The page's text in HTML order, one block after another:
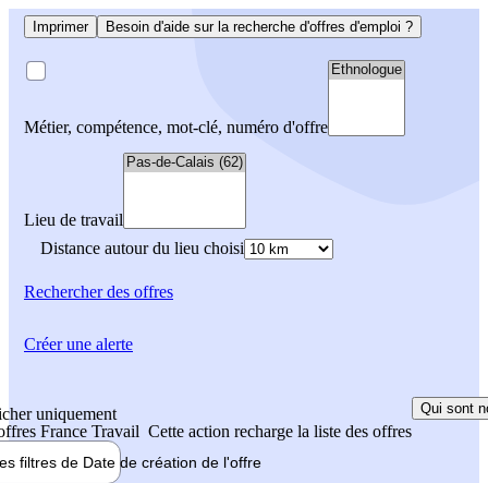
Imprimer Besoin d'aide sur la recherche d'offres d'emploi ?
Métier, compétence, mot-clé, numéro d'offre
Lieu de travail
Distance autour du lieu choisi
Rechercherdes offres
uniquement
France Travail Cette action recharge la liste des offres
Qui sont
filtres de Date de création de l'offre
Créer une alerte